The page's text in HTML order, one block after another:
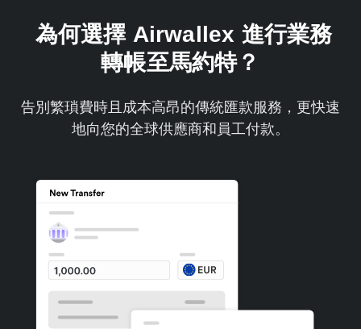
為何選擇 Airwallex 進行業務
轉帳至馬約特？
告別繁瑣費時且成本高昂的傳統匯款服務，更快速
地向您的全球供應商和員工付款。